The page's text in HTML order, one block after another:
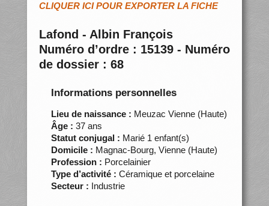
CLIQUER ICI POUR EXPORTER LA FICHE
Lafond - Albin François
Numéro d’ordre : 15139 - Numéro
de dossier : 68
Informations personnelles
Lieu de naissance : Meuzac Vienne (Haute)
Âge : 37 ans
Statut conjugal : Marié 1 enfant(s)
Domicile : Magnac-Bourg, Vienne (Haute)
Profession : Porcelainier
Type d’activité : Céramique et porcelaine
Secteur : Industrie